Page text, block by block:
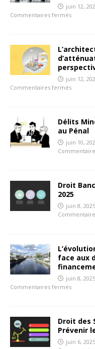
juin 12,
Commentaires fermés
juin 12,
Commentaires fermés
Délits
au Pénal
juin 10,
Droit
2025
juin 8, 2025
face aux
juin 8, 2025
Commentaires fermés
Droit des
Prévenir
juin 6, 2025